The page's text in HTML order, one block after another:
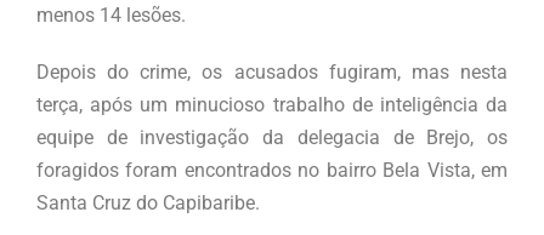
menos 14 lesões.
Depois do crime, os acusados fugiram, mas nesta
terça, após um minucioso trabalho de inteligência da
equipe de investigação da delegacia de Brejo, os
foragidos foram encontrados no bairro Bela Vista, em
Santa Cruz do Capibaribe.